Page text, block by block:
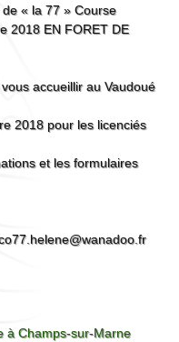
« la 77 » Course
2018 EN FORET DE
accueillir au Vaudoué
2018 pour les licenciés
et les formulaires
à Champs-sur-Marne